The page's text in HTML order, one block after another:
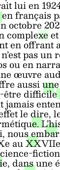
lui en
français
octobre
complexe
en offrant
pas un
ou en
œuvre
aussi
difficile
jamais
le dire,
nous
au
dans une